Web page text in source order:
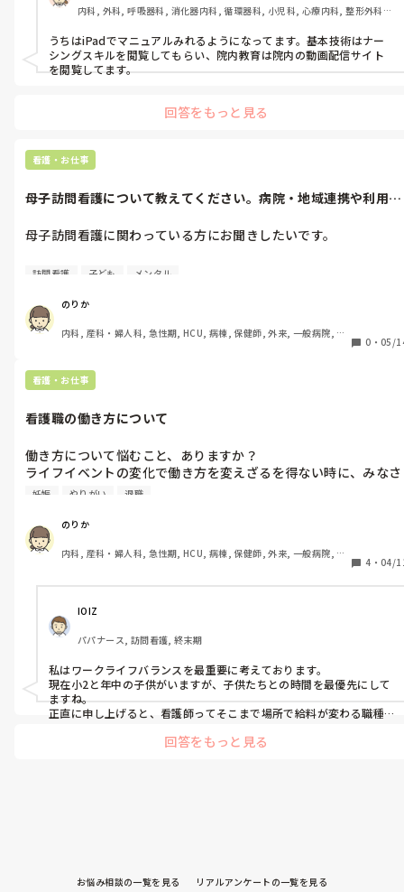
内科, 外科, 呼吸器科, 消化器内科, 循環器科, 小児科, 心療内科, 整形外科,
急科, 超急性期, ICU, CCU, HCU, その他の科, ママナース, 外来, 神経内科,
脳神経外科, NICU, 消化器外科, 一般病院, 慢性期, 回復期, 終末期, オペ室,
透析, 検診・健診
うちはiPadでマニュアルみれるようになってます。基本技術はナー
シングスキルを閲覧してもらい、院内教育は院内の動画配信サイト
を閲覧してます。
回答をもっと見る
看護・お仕事
母子訪問看護について教えてください。病院・地域連携や利用状
母子訪問看護に関わっている方にお聞きしたいです。
母子訪問看護の実際の現場について知りたいと思っています。
① 病院や地域（行政・保健師さん・支援機関など）との連携はど
のようにされていますか？
② 利用されるお子さんは、どのくらいの月齢・年齢の方が多いで
・お母さんの支援が中心
・お子さん中心（医療的ケア児など）
・母子両方への支援
産後ケアとの棲み分けも難しいなと感じております。
地域差もあると思うので、「うちではこんな感じ」という形でも
訪問看護 子ども メンタル
のりか
内科, 産科・婦人科, 急性期, HCU, 病棟, 保健師, 外来, 一般病院, 大
0 ・ 05/
看護・お仕事
看護職の働き方について
働き方について悩むこと、ありますか？
ライフイベントの変化で働き方を変えざるを得ない時に、みなさ
ん何を優先されてお仕事をされているかお聞きしたいです。
けたら嬉しいです。
妊娠 やりがい 退職
のりか
内科, 産科・婦人科, 急性期, HCU, 病棟, 保健師, 外来, 一般病院, 大
4 ・ 04/
IOIZ
パパナース, 訪問看護, 終末期
私はワークライフバランスを最重要に考えております。
現在小2と年中の子供がいますが、子供たちとの時間を最優先にして
ますね。
正直に申し上げると、看護師ってそこまで場所で給料が変わる職種
キャリアや自分がしたい看護師像が明確にある方には向かないのか
回答をもっと見る
お悩み相談の一覧を見る リアルアンケートの一覧を見る